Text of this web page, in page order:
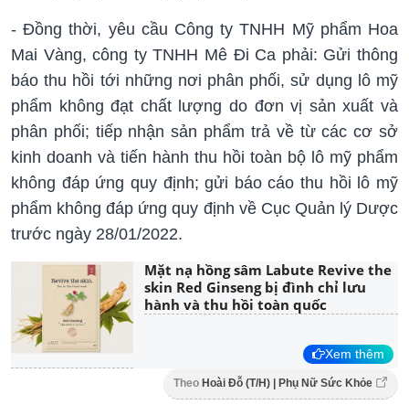
- Đồng thời, yêu cầu Công ty TNHH Mỹ phẩm Hoa
Mai Vàng, công ty TNHH Mê Đi Ca phải: Gửi thông
báo thu hồi tới những nơi phân phối, sử dụng lô mỹ
phẩm không đạt chất lượng do đơn vị sản xuất và
phân phối; tiếp nhận sản phẩm trả về từ các cơ sở
kinh doanh và tiến hành thu hồi toàn bộ lô mỹ phẩm
không đáp ứng quy định; gửi báo cáo thu hồi lô mỹ
phẩm không đáp ứng quy định về Cục Quản lý Dược
trước ngày 28/01/2022.
Mặt nạ hồng sâm Labute Revive the
skin Red Ginseng bị đình chỉ lưu
hành và thu hồi toàn quốc
Xem thêm
Theo Hoài Đỗ (T/H) | Phụ Nữ Sức Khỏe